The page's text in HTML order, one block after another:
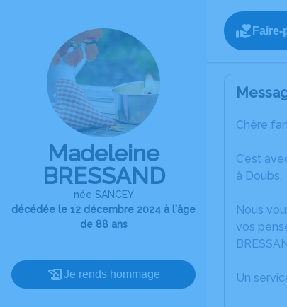
Madeleine
BRESSAND
née SANCEY
décédée le 12 décembre 2024 à l'âge
de 88 ans
Je rends hommage
Faire-
Chère
C’est
à Doubs.
Nous
vos
Un